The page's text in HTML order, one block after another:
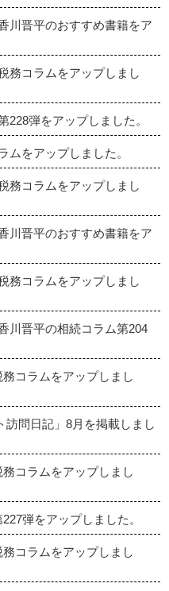
川晋平のおすすめ書籍をア
務コラムをアップしまし
弾をアップしました。
をアップしました。
務コラムをアップしまし
川晋平のおすすめ書籍をア
務コラムをアップしまし
川晋平の相続コラム第204
コラムをアップしまし
訪問日記」8月を掲載しまし
コラムをアップしまし
弾をアップしました。
コラムをアップしまし